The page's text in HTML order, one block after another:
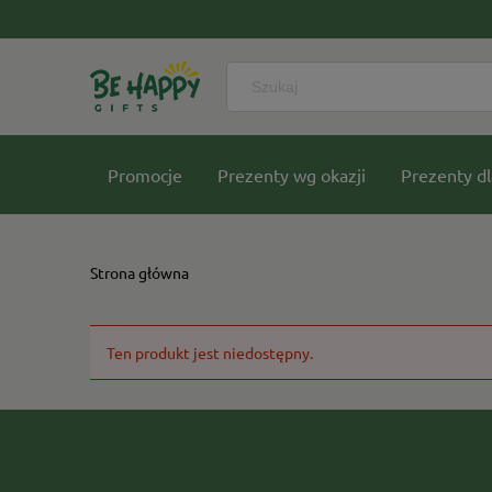
Promocje Prezenty wg okazji Prezenty
Strona główna
Ten produkt jest niedostępny.